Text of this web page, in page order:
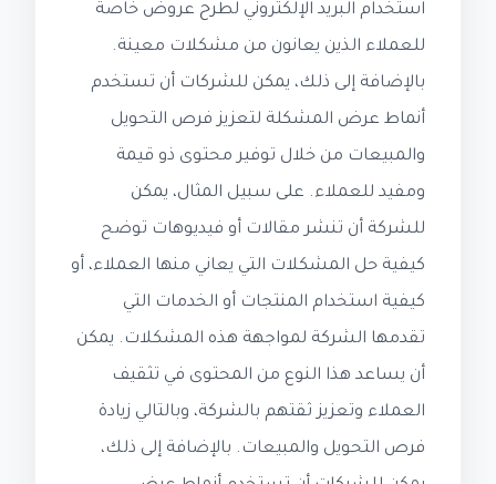
استخدام البريد الإلكتروني لطرح عروض خاصة
للعملاء الذين يعانون من مشكلات معينة.
بالإضافة إلى ذلك، يمكن للشركات أن تستخدم
أنماط عرض المشكلة لتعزيز فرص التحويل
والمبيعات من خلال توفير محتوى ذو قيمة
ومفيد للعملاء. على سبيل المثال، يمكن
للشركة أن تنشر مقالات أو فيديوهات توضح
كيفية حل المشكلات التي يعاني منها العملاء، أو
كيفية استخدام المنتجات أو الخدمات التي
تقدمها الشركة لمواجهة هذه المشكلات. يمكن
أن يساعد هذا النوع من المحتوى في تثقيف
العملاء وتعزيز ثقتهم بالشركة، وبالتالي زيادة
فرص التحويل والمبيعات. بالإضافة إلى ذلك،